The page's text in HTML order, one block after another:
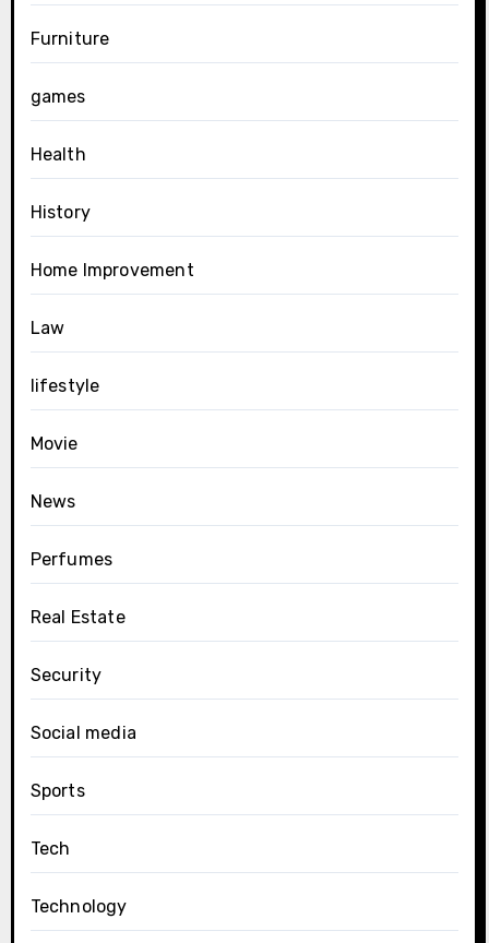
Furniture
games
Health
History
Home Improvement
Law
lifestyle
Movie
News
Perfumes
Real Estate
Security
Social media
Sports
Tech
Technology